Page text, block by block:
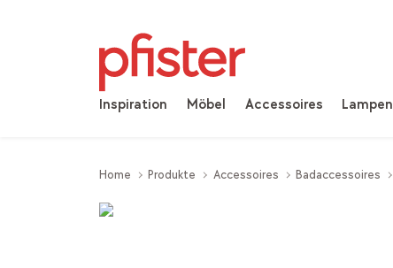
Inspiration Möbel Accessoires Lampen
Home Produkte Accessoires Badaccessoires